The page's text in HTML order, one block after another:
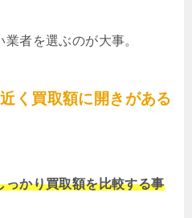
者を選ぶのが大事。
く買取額に開きがある
っかり買取額を比較する事